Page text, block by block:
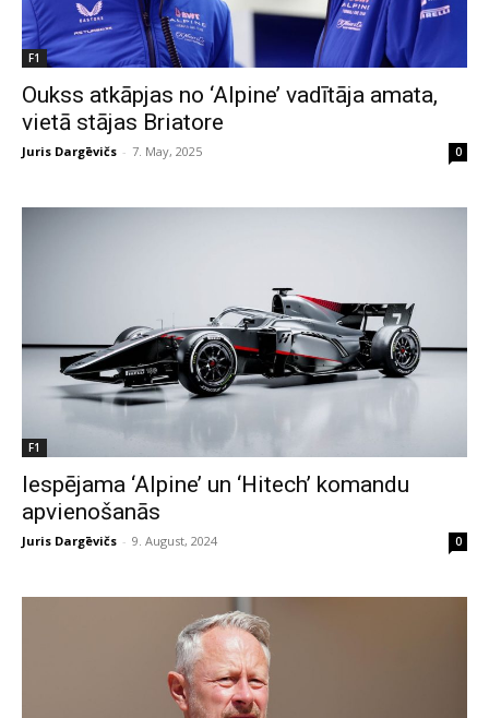
F1
Oukss atkāpjas no ‘Alpine’ vadītāja amata,
vietā stājas Briatore
Juris Dargēvičs - 7. May, 2025 0
F1
Iespējama ‘Alpine’ un ‘Hitech’ komandu
apvienošanās
Juris Dargēvičs - 9. August, 2024 0